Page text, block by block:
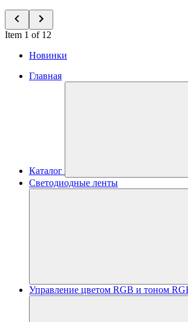
Item 1 of 12
Новинки
Главная
Каталог
Светодиодные ленты
Управление цветом RGB и тоном